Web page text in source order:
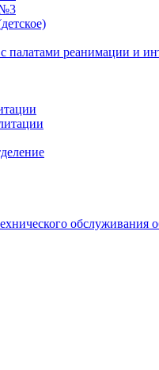
№3
палатами реанимации и
обслуживания